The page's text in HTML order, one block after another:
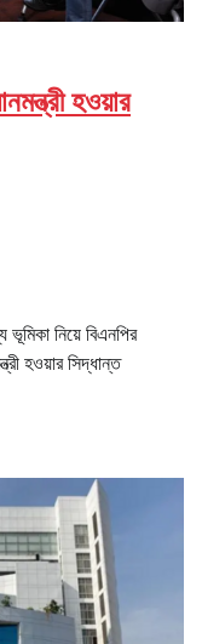
হওয়ার
ভূমিকা নিয়ে বিএনপির
হওয়ার সিদ্ধান্ত